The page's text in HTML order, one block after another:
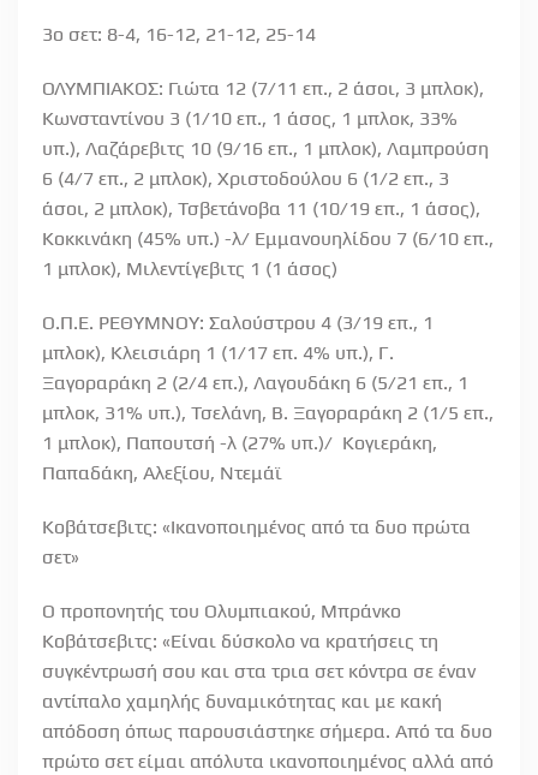
3ο σετ: 8-4, 16-12, 21-12, 25-14
ΟΛΥΜΠΙΑΚΟΣ: Γιώτα 12 (7/11 επ., 2 άσοι, 3 μπλοκ),
Κωνσταντίνου 3 (1/10 επ., 1 άσος, 1 μπλοκ, 33%
υπ.), Λαζάρεβιτς 10 (9/16 επ., 1 μπλοκ), Λαμπρούση
6 (4/7 επ., 2 μπλοκ), Χριστοδούλου 6 (1/2 επ., 3
άσοι, 2 μπλοκ), Τσβετάνοβα 11 (10/19 επ., 1 άσος),
Κοκκινάκη (45% υπ.) -λ/ Εμμανουηλίδου 7 (6/10 επ.,
1 μπλοκ), Μιλεντίγεβιτς 1 (1 άσος)
Ο.Π.Ε. ΡΕΘΥΜΝΟΥ: Σαλούστρου 4 (3/19 επ., 1
μπλοκ), Κλεισιάρη 1 (1/17 επ. 4% υπ.), Γ.
Ξαγοραράκη 2 (2/4 επ.), Λαγουδάκη 6 (5/21 επ., 1
μπλοκ, 31% υπ.), Τσελάνη, Β. Ξαγοραράκη 2 (1/5 επ.,
1 μπλοκ), Παπουτσή -λ (27% υπ.)/ Κογιεράκη,
Παπαδάκη, Αλεξίου, Ντεμάϊ
Κοβάτσεβιτς: «Ικανοποιημένος από τα δυο πρώτα
σετ»
Ο προπονητής του Ολυμπιακού, Μπράνκο
Κοβάτσεβιτς: «Είναι δύσκολο να κρατήσεις τη
συγκέντρωσή σου και στα τρια σετ κόντρα σε έναν
αντίπαλο χαμηλής δυναμικότητας και με κακή
απόδοση όπως παρουσιάστηκε σήμερα. Από τα δυο
πρώτο σετ είμαι απόλυτα ικανοποιημένος αλλά από